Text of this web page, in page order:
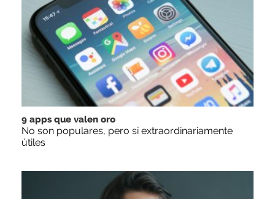
9 apps que valen oro
No son populares, pero sí extraordinariamente
útiles